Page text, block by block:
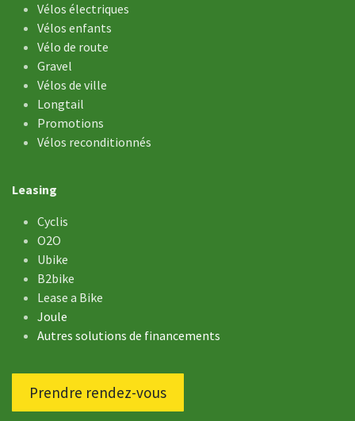
Vélos électriques
Vélos enfants
Vélo de ​route
Gravel
Vélos de ville
Longtail
Promotions
Vélos reconditionnés
Leasing
Cyclis
O2O
Ubike
B2bike
Lease a Bike
Joule
Autres solutions de financements
Prendre rendez-vous